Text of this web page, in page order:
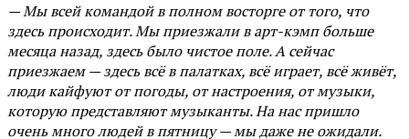
— Мы всей командой в полном восторге от того, что
здесь происходит. Мы приезжали в арт-кэмп больше
месяца назад, здесь было чистое поле. А сейчас
приезжаем — здесь всё в палатках, всё играет, всё живёт,
люди кайфуют от погоды, от настроения, от музыки,
которую представляют музыканты. На нас пришло
очень много людей в пятницу — мы даже не ожидали.